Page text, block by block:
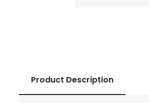
Product Description